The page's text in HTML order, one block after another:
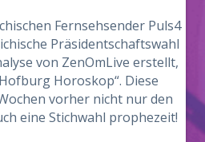
Fernsehsender Puls4
Präsidentschaftswahl
von ZenOmLive erstellt,
Horoskop“. Diese
vorher nicht nur den
eine Stichwahl prophezeit!